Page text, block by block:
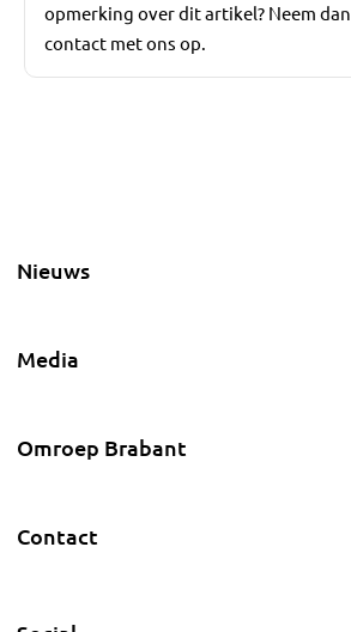
opmerking over dit artikel? Neem dan
contact met ons op.
Nieuws
Media
Omroep Brabant
Contact